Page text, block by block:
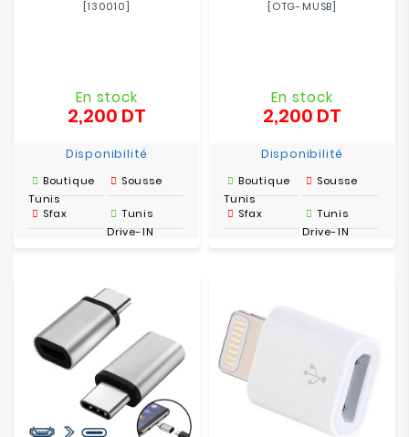
[130010]
En stock
2,200 DT
Disponibilité
Boutique
Tunis
Sousse
Sfax
Tunis
Drive-IN
[OTG-MUSB]
En stock
2,200 DT
Disponibilité
Boutique
Tunis
Sousse
Sfax
Tunis
Drive-IN